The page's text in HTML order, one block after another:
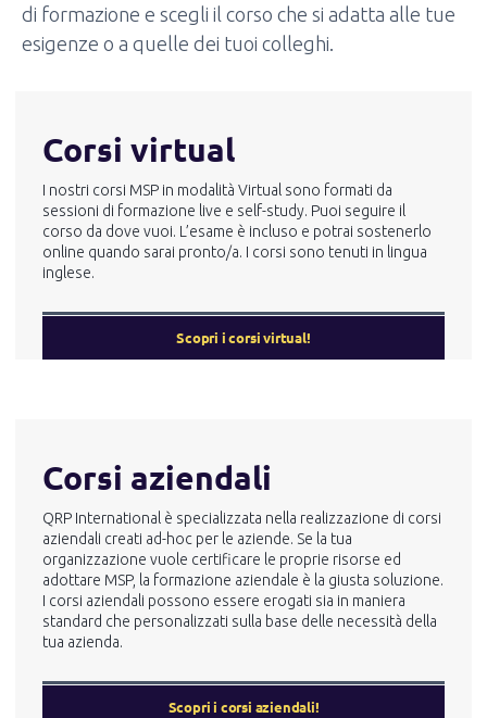
di formazione e scegli il corso che si adatta alle tue
esigenze o a quelle dei tuoi colleghi.
Corsi virtual
I nostri corsi MSP in modalità Virtual sono formati da
sessioni di formazione live e self-study. Puoi seguire il
corso da dove vuoi. L’esame è incluso e potrai sostenerlo
online quando sarai pronto/a. I corsi sono tenuti in lingua
inglese.
Scopri i corsi virtual!
Corsi aziendali
QRP International è specializzata nella realizzazione di corsi
aziendali creati ad-hoc per le aziende. Se la tua
organizzazione vuole certificare le proprie risorse ed
adottare MSP, la formazione aziendale è la giusta soluzione.
I corsi aziendali possono essere erogati sia in maniera
standard che personalizzati sulla base delle necessità della
tua azienda.
Scopri i corsi aziendali!